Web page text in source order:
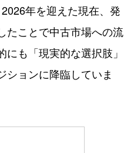
年を迎えた現在、発
たことで中古市場への流
も「現実的な選択肢」
ションに降臨していま